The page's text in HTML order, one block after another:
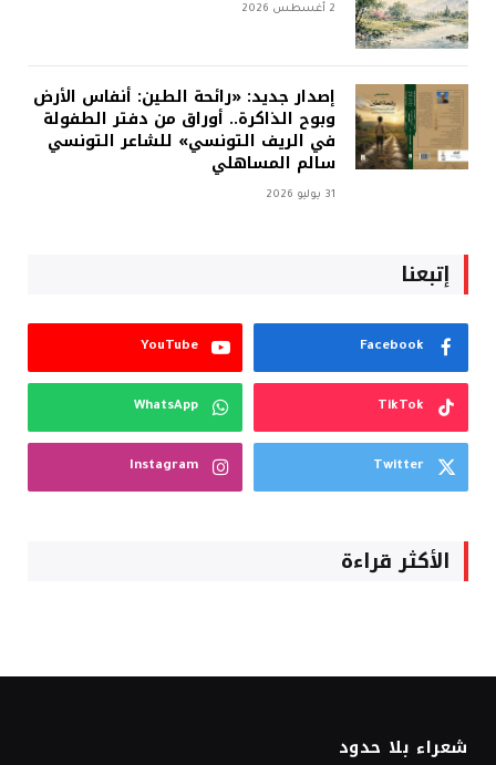
2 أغسطس 2026
إصدار جديد: «رائحة الطين: أنفاس الأرض
وبوح الذاكرة.. أوراق من دفتر الطفولة
في الريف التونسي» للشاعر التونسي
سالم المساهلي
31 يوليو 2026
إتبعنا
Facebook
YouTube
TikTok
WhatsApp
Twitter
Instagram
الأكثر قراءة
شعراء بلا حدود